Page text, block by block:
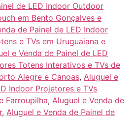
de LED Indoor Outdoor
em Bento Gonçalves e
de Painel de LED Indoor
e TVs em Uruguaiana e
e Venda de Painel de LED
Totens Interativos e TVs de
Alegre e Canoas, Aluguel e
Indoor Projetores e TVs
Farroupilha, Aluguel e Venda de
, Aluguel e Venda de Painel de